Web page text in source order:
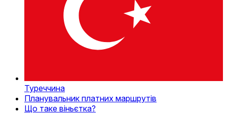
Туреччина
Планувальник платних маршрутів
Що таке віньєтка?